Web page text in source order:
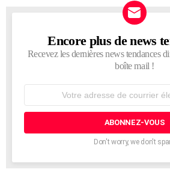
NEWSLETTER
Encore plus de news
Recevez les dernières news tendances
boîte mail !
courrier
Don't worry, we don't